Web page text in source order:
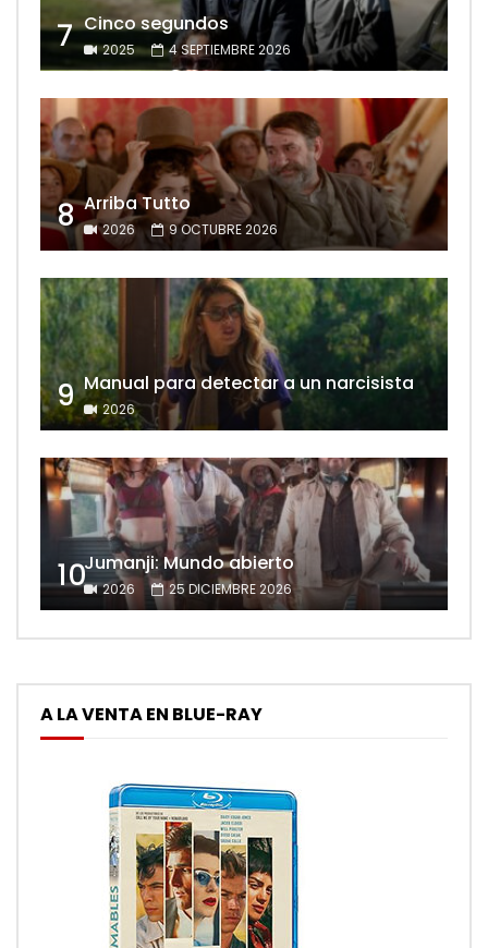
7 Cinco segundos
2025 4 SEPTIEMBRE 2026
8 Arriba Tutto
2026 9 OCTUBRE 2026
9 Manual para detectar a un narcisista
2026
10Jumanji: Mundo abierto
2026 25 DICIEMBRE 2026
A LA VENTA EN BLUE-RAY